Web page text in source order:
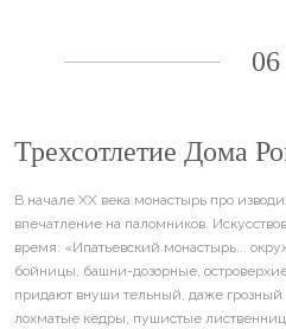
06
Трехсотлетие Дома
В начале XX века монастырь про
впечатление на паломников.
время: «Ипатьевский монастырь...
бойницы, башни-дозорные,
придают внуши тельный, даже
лохматые кедры, пушистые